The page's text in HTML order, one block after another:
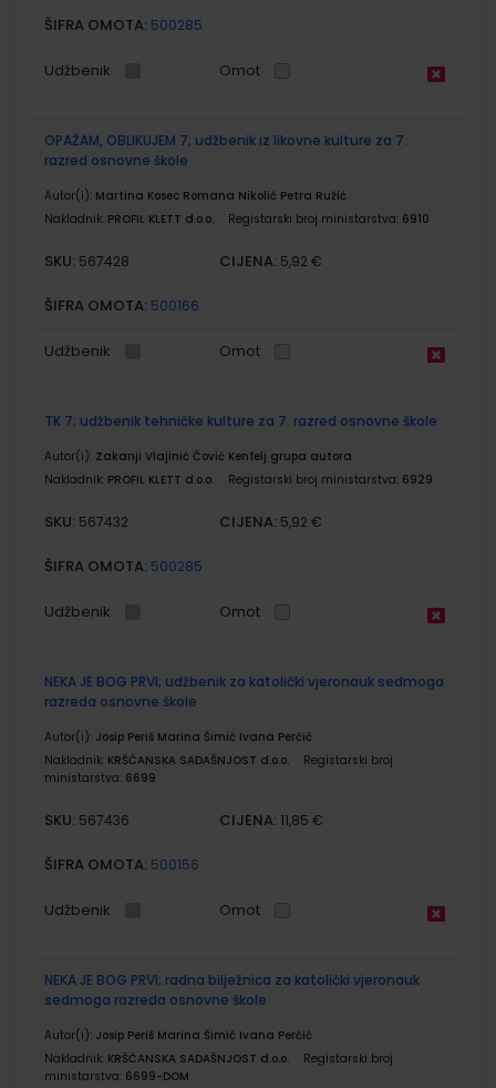
ŠIFRA OMOTA: 500285
Udžbenik Omot
OPAŽAM, OBLIKUJEM 7; udžbenik iz likovne kulture za 7.
razred osnovne škole
Autor(i): Martina Kosec Romana Nikolić Petra Ružić
Nakladnik: PROFIL KLETT d.o.o. Registarski broj ministarstva: 6910
SKU: 567428 CIJENA: 5,92 €
ŠIFRA OMOTA: 500166
Udžbenik Omot
TK 7; udžbenik tehničke kulture za 7. razred osnovne škole
Autor(i): Zakanji Vlajinić Čović Kenfelj grupa autora
Nakladnik: PROFIL KLETT d.o.o. Registarski broj ministarstva: 6929
SKU: 567432 CIJENA: 5,92 €
ŠIFRA OMOTA: 500285
Udžbenik Omot
NEKA JE BOG PRVI; udžbenik za katolički vjeronauk sedmoga
razreda osnovne škole
Autor(i): Josip Periš Marina Šimić Ivana Perčić
Nakladnik: KRŠĆANSKA SADAŠNJOST d.o.o.
Registarski broj
ministarstva: 6699
SKU: 567436 CIJENA: 11,85 €
ŠIFRA OMOTA: 500156
Udžbenik Omot
NEKA JE BOG PRVI; radna bilježnica za katolički vjeronauk
sedmoga razreda osnovne škole
Autor(i): Josip Periš Marina Šimić Ivana Perčić
Nakladnik: KRŠĆANSKA SADAŠNJOST d.o.o.
Registarski broj
ministarstva: 6699-DOM